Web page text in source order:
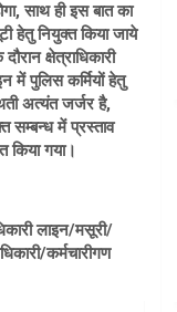
साथ ही इस बात का
हेतु नियुक्त किया जाये
क्षेत्राधिकारी
में पुलिस कर्मियों हेतु
अत्यंत जर्जर है,
सम्बन्ध में प्रस्ताव
किया गया।
लाइन/मसूरी/
कर्मचारीगण